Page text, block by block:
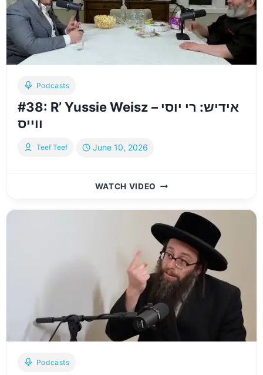
עהרליך
Podcasts
#38: R’ Yussie Weisz – אידיש: רי יוסי
ווייס
Teef Teef June 10, 2026
WATCH VIDEO #38:
YUSSIE
WEISZ
אידיש:
רי
יוסי
ווייס
Podcasts